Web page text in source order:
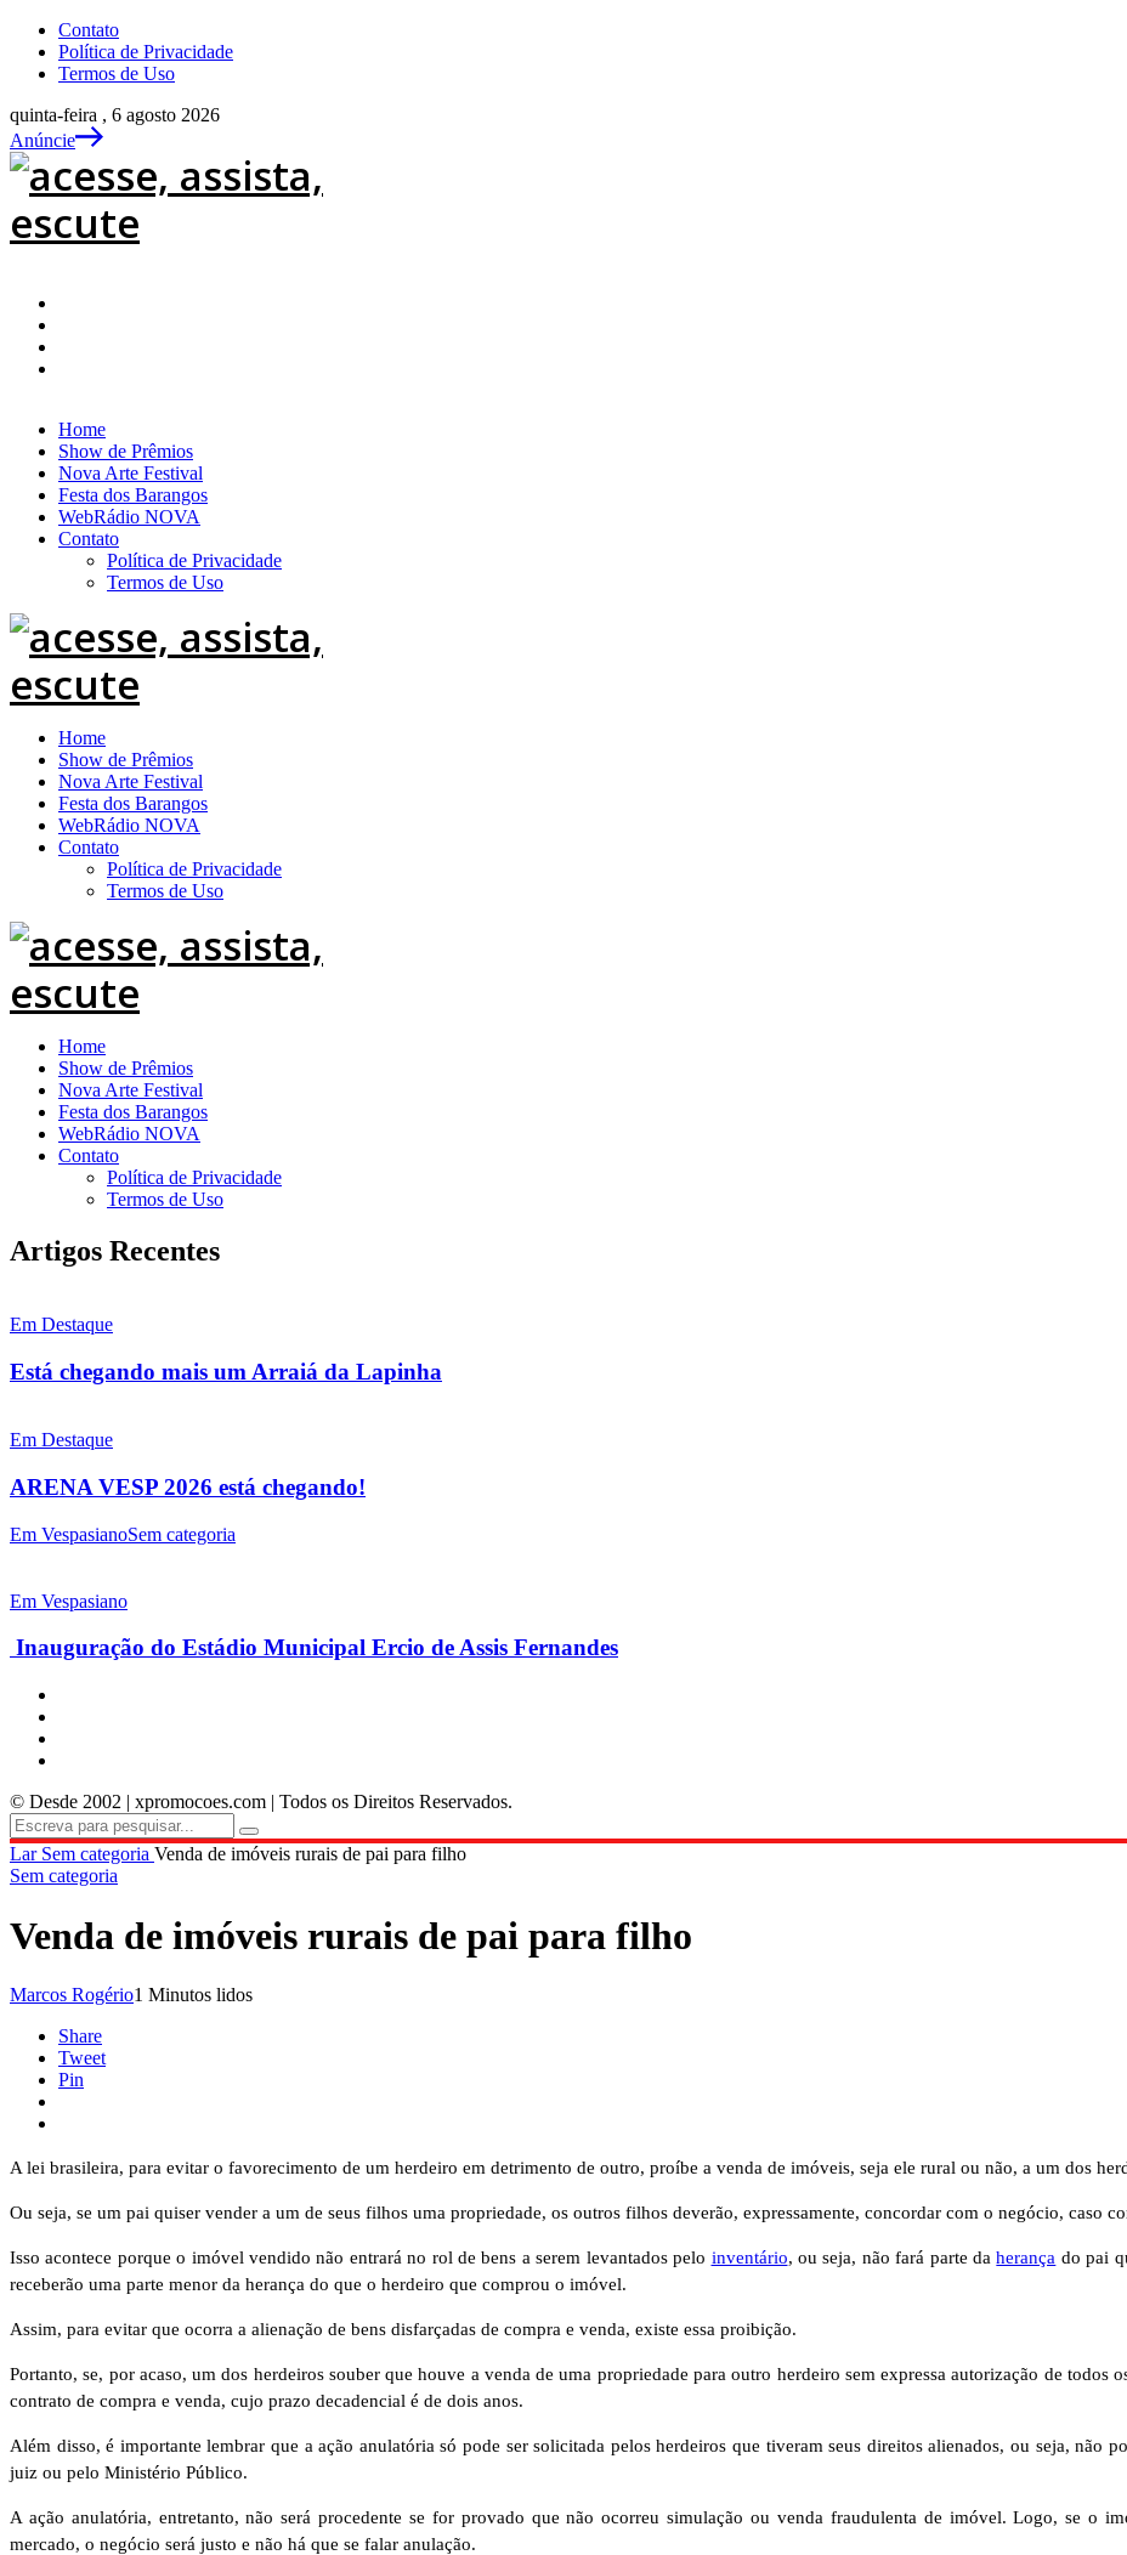
Contato
Política de Privacidade
Termos de Uso
quinta-feira , 6 agosto 2026
Anúncie
Home
Show de Prêmios
Nova Arte Festival
Festa dos Barangos
WebRádio NOVA
Contato
Política de Privacidade
Termos de Uso
Home
Show de Prêmios
Nova Arte Festival
Festa dos Barangos
WebRádio NOVA
Contato
Política de Privacidade
Termos de Uso
Home
Show de Prêmios
Nova Arte Festival
Festa dos Barangos
WebRádio NOVA
Contato
Política de Privacidade
Termos de Uso
Artigos Recentes
Em Destaque
Está chegando mais um Arraiá da Lapinha
Em Destaque
ARENA VESP 2026 está chegando!
Em VespasianoSem categoria
Em Vespasiano
Inauguração do Estádio Municipal Ercio de Assis Fernandes
© Desde 2002 | xpromocoes.com | Todos os Direitos Reservados.
Lar Sem categoria Venda de imóveis rurais de pai para filho
Sem categoria
Venda de imóveis rurais de pai para filho
Marcos Rogério1 Minutos lidos
Share
Tweet
Pin
A lei brasileira, para evitar o favorecimento de um herdeiro em detrimento de outro, proíbe a venda de imóveis, seja ele rural ou não, a um dos
Ou seja, se um pai quiser vender a um de seus filhos uma propriedade, os outros filhos deverão, expressamente, concordar com o negócio, caso
Isso acontece porque o imóvel vendido não entrará no rol de bens a serem levantados pelo inventário, ou seja, não fará parte daherança do pai
receberão uma parte menor da herança do que o herdeiro que comprou o imóvel.
Assim, para evitar que ocorra a alienação de bens disfarçadas de compra e venda, existe essa proibição.
Portanto, se, por acaso, um dos herdeiros souber que houve a venda de uma propriedade para outro herdeiro sem expressa autorização de todos
contrato de compra e venda, cujo prazo decadencial é de dois anos.
Além disso, é importante lembrar que a ação anulatória só pode ser solicitada pelos herdeiros que tiveram seus direitos alienados, ou seja, não
juiz ou pelo Ministério Público.
A ação anulatória, entretanto, não será procedente se for provado que não ocorreu simulação ou venda fraudulenta de imóvel. Logo, se o
mercado, o negócio será justo e não há que se falar anulação.